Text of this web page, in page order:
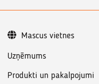
Uzņēmums
Produkti un pakalpojumi
Mascus vietnes